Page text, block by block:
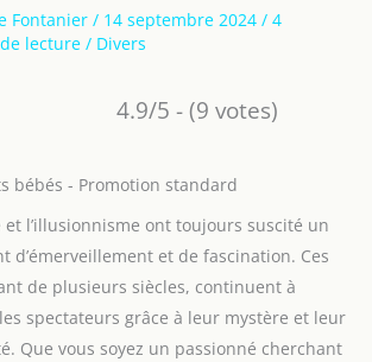
Fontanier / 14 septembre 2024 / 4
lecture / Divers
4.9/5 - (9 votes)
et l’illusionnisme ont toujours suscité un
d’émerveillement et de fascination. Ces
de plusieurs siècles, continuent à
spectateurs grâce à leur mystère et leur
Que vous soyez un passionné cherchant